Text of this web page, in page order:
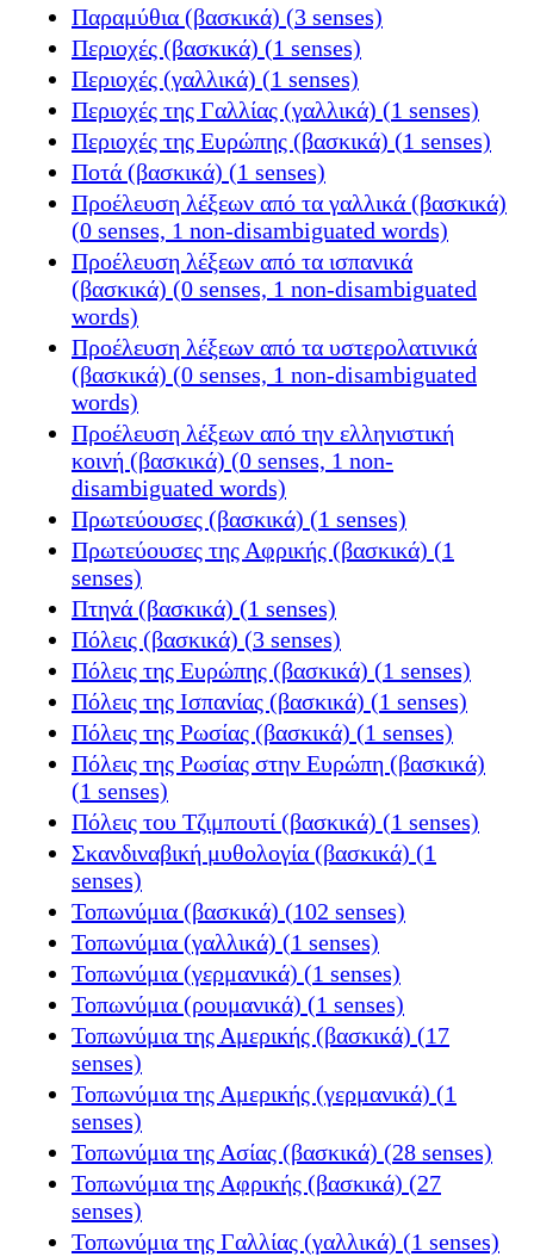
Παραμύθια (βασκικά) (3 senses)
Περιοχές (βασκικά) (1 senses)
Περιοχές (γαλλικά) (1 senses)
Περιοχές της Γαλλίας (γαλλικά) (1 senses)
Περιοχές της Ευρώπης (βασκικά) (1 senses)
Ποτά (βασκικά) (1 senses)
Προέλευση λέξεων από τα γαλλικά (βασκικά)
(0 senses, 1 non-disambiguated words)
Προέλευση λέξεων από τα ισπανικά
(βασκικά) (0 senses, 1 non-disambiguated
words)
Προέλευση λέξεων από τα υστερολατινικά
(βασκικά) (0 senses, 1 non-disambiguated
words)
Προέλευση λέξεων από την ελληνιστική
κοινή (βασκικά) (0 senses, 1 non-
disambiguated words)
Πρωτεύουσες (βασκικά) (1 senses)
Πρωτεύουσες της Αφρικής (βασκικά) (1
senses)
Πτηνά (βασκικά) (1 senses)
Πόλεις (βασκικά) (3 senses)
Πόλεις της Ευρώπης (βασκικά) (1 senses)
Πόλεις της Ισπανίας (βασκικά) (1 senses)
Πόλεις της Ρωσίας (βασκικά) (1 senses)
Πόλεις της Ρωσίας στην Ευρώπη (βασκικά)
(1 senses)
Πόλεις του Τζιμπουτί (βασκικά) (1 senses)
Σκανδιναβική μυθολογία (βασκικά) (1
senses)
Τοπωνύμια (βασκικά) (102 senses)
Τοπωνύμια (γαλλικά) (1 senses)
Τοπωνύμια (γερμανικά) (1 senses)
Τοπωνύμια (ρουμανικά) (1 senses)
Τοπωνύμια της Αμερικής (βασκικά) (17
senses)
Τοπωνύμια της Αμερικής (γερμανικά) (1
senses)
Τοπωνύμια της Ασίας (βασκικά) (28 senses)
Τοπωνύμια της Αφρικής (βασκικά) (27
senses)
Τοπωνύμια της Γαλλίας (γαλλικά) (1 senses)